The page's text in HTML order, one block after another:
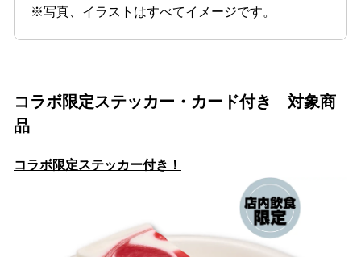
※写真、イラストはすべてイメージです。
コラボ限定ステッカー・カード付き 対象商
品
コラボ限定ステッカー付き！